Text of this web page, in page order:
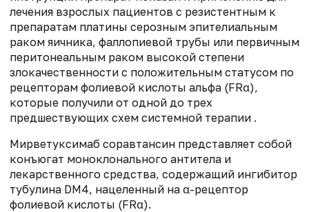
лечения взрослых пациентов с резистентным к
препаратам платины серозным эпителиальным
раком яичника, фаллопиевой трубы или первичным
перитонеальным раком высокой степени
злокачественности с положительным статусом по
рецепторам фолиевой кислоты альфа (FRα),
которые получили от одной до трех
предшествующих схем системной терапии .
Мирветуксимаб соравтансин представляет собой
конъюгат моноклонального антитела и
лекарственного средства, содержащий ингибитор
тубулина DM4, нацеленный на α-рецептор
фолиевой кислоты (FRα).